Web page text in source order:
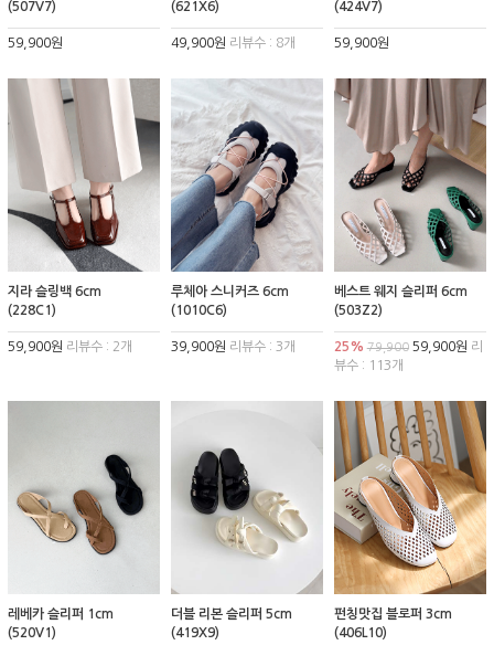
(507V7)
59,900원
(621X6)
49,900원 리뷰수 : 8개
(424V7)
59,900원
지라 슬링백 6cm
(228C1)
59,900원 리뷰수 : 2개
루체아 스니커즈 6cm
(1010C6)
39,900원 리뷰수 : 3개
베스트 웨지 슬리퍼 6cm
(503Z2)
25% 79,90059,900원 리
뷰수 : 113개
레베카 슬리퍼 1cm
(520V1)
더블 리본 슬리퍼 5cm
(419X9)
펀칭맛집 블로퍼 3cm
(406L10)